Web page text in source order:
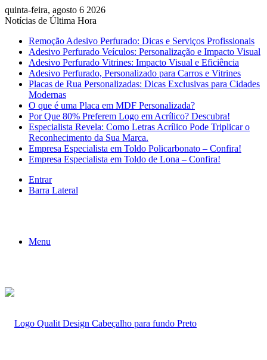
quinta-feira, agosto 6 2026
Notícias de Última Hora
Remoção Adesivo Perfurado: Dicas e Serviços Profissionais
Adesivo Perfurado Veículos: Personalização e Impacto Visual
Adesivo Perfurado Vitrines: Impacto Visual e Eficiência
Adesivo Perfurado, Personalizado para Carros e Vitrines
Placas de Rua Personalizadas: Dicas Exclusivas para Cidades
Modernas
O que é uma Placa em MDF Personalizada?
Por Que 80% Preferem Logo em Acrílico? Descubra!
Especialista Revela: Como Letras Acrílico Pode Triplicar o
Reconhecimento da Sua Marca.
Empresa Especialista em Toldo Policarbonato – Confira!
Empresa Especialista em Toldo de Lona – Confira!
Entrar
Barra Lateral
Menu